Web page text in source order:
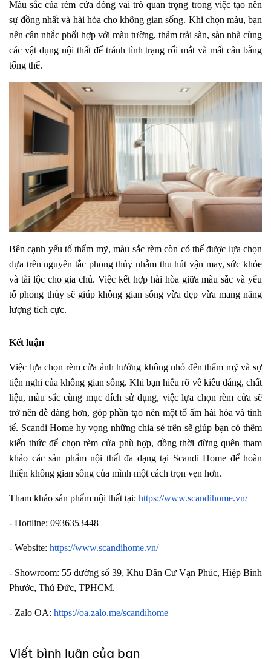
Màu sắc của rèm cửa đóng vai trò quan trọng trong việc tạo nên
sự đồng nhất và hài hòa cho không gian sống. Khi chọn màu, bạn
nên cân nhắc phối hợp với màu tường, thảm trải sàn, sàn nhà cùng
các vật dụng nội thất để tránh tình trạng rối mắt và mất cân bằng
tổng thể.
Bên cạnh yếu tố thẩm mỹ, màu sắc rèm còn có thể được lựa chọn
dựa trên nguyên tắc phong thủy nhằm thu hút vận may, sức khỏe
và tài lộc cho gia chủ. Việc kết hợp hài hòa giữa màu sắc và yếu
tố phong thủy sẽ giúp không gian sống vừa đẹp vừa mang năng
lượng tích cực.
Kết luận
Việc lựa chọn rèm cửa ảnh hưởng không nhỏ đến thẩm mỹ và sự
tiện nghi của không gian sống. Khi bạn hiểu rõ về kiểu dáng, chất
liệu, màu sắc cùng mục đích sử dụng, việc lựa chọn rèm cửa sẽ
trở nên dễ dàng hơn, góp phần tạo nên một tổ ấm hài hòa và tinh
tế. Scandi Home hy vọng những chia sẻ trên sẽ giúp bạn có thêm
kiến thức để chọn rèm cửa phù hợp, đồng thời đừng quên tham
khảo các sản phẩm nội thất đa dạng tại Scandi Home để hoàn
thiện không gian sống của mình một cách trọn vẹn hơn.
Tham khảo sản phẩm nội thất tại: https://www.scandihome.vn/
- Hottline: 0936353448
- Website: https://www.scandihome.vn/
- Showroom: 55 đường số 39, Khu Dân Cư Vạn Phúc, Hiệp Bình
Phước, Thủ Đức, TPHCM.
- Zalo OA: https://oa.zalo.me/scandihome
Viết bình luận của bạn